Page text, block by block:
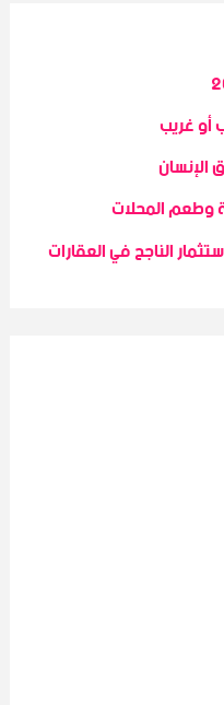
أو غريب
المحلات
الناجح في العقارات